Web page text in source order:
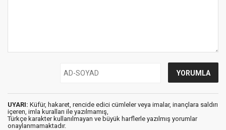
UYARI: Küfür, hakaret, rencide edici cümleler veya imalar, inançlara saldırı
içeren, imla kuralları ile yazılmamış,
Türkçe karakter kullanılmayan ve büyük harflerle yazılmış yorumlar
onaylanmamaktadır.